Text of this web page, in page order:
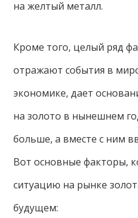
на желтый металл.
Кроме того, целый ряд
отражают события в
экономике, дает
на золото в нынешнем
больше, а вместе с ним
Вот основные факторы,
ситуацию на рынке
будущем: